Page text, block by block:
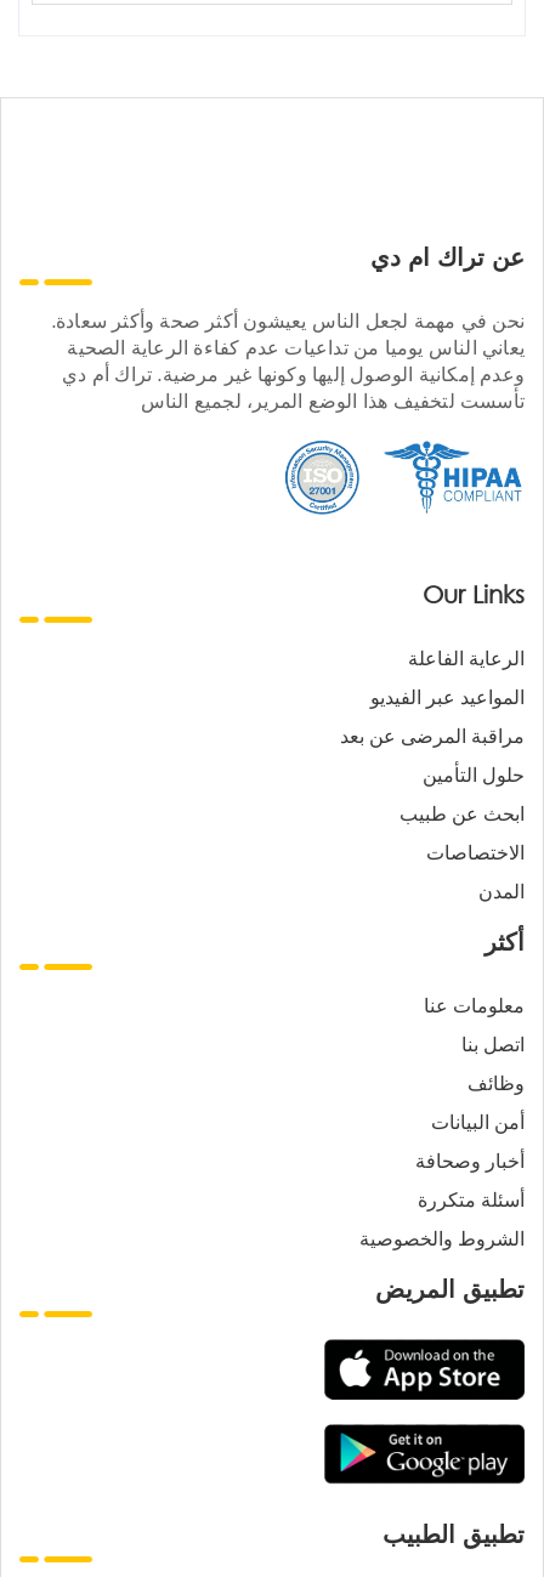
عن تراك ام دي
نحن في مهمة لجعل الناس يعيشون أكثر صحة وأكثر سعادة.
يعاني الناس يوميا من تداعيات عدم كفاءة الرعاية الصحية
وعدم إمكانية الوصول إليها وكونها غير مرضية. تراك أم دي
تأسست لتخفيف هذا الوضع المرير، لجميع الناس
Our Links
الرعاية الفاعلة
المواعيد عبر الفيديو
مراقبة المرضى عن بعد
حلول التأمين
ابحث عن طبيب
الاختصاصات
المدن
أكثر
معلومات عنا
اتصل بنا
وظائف
أمن البيانات
أخبار وصحافة
أسئلة متكررة
الشروط والخصوصية
تطبيق المريض
تطبيق الطبيب